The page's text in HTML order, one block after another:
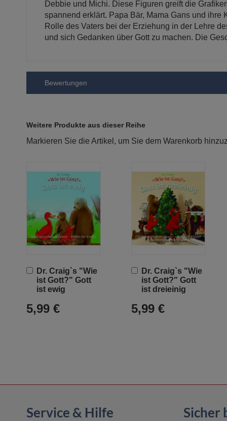
Debbie und Michi. Diese Figuren greift die
spannend erklärt. Papa Bär, Mama Gans und
Rolle des Vaters bei der Erziehung in der Lehre
und sich Gedanken über Gott zu machen. Die
Bewertungen
Weitere Produkte aus dieser Reihe
Markieren Sie die Artikel, um Sie dem Warenkorb
Dr. Craig`s "Wie
ist Gott?" Gott
ist ewig
5,99 €
In
den
Warenkorb
Dr. Craig`s "Wie
ist Gott?" Gott
ist dreieinig
5,99 €
In
den
Warenkorb
Service & Hilfe Sicher